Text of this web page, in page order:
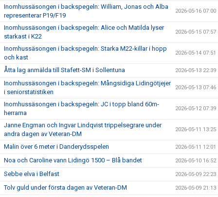
Inomhussäsongen i backspegeln: William, Jonas och Alba
representerar P19/F19
2026-05-16 07:00
Inomhussäsongen i backspegeln: Alice och Matilda lyser
starkast i K22
2026-05-15 07:57
Inomhussäsongen i backspegeln: Starka M22-killar i hopp
och kast
2026-05-14 07:51
Åtta lag anmälda till Stafett-SM i Sollentuna 2026-05-13 22:39
Inomhussäsongen i backspegeln: Mångsidiga Lidingötjejer
i seniorstatistiken
2026-05-13 07:46
Inomhussäsongen i backspegeln: JC i topp bland 60m-
herrarna
2026-05-12 07:39
Janne Engman och Ingvar Lindqvist trippelsegrare under
andra dagen av Veteran-DM
2026-05-11 13:25
Malin över 6 meter i Danderydsspelen 2026-05-11 12:01
Noa och Caroline vann Lidingö 1500 – Blå bandet 2026-05-10 16:52
Sebbe elva i Belfast 2026-05-09 22:23
Tolv guld under första dagen av Veteran-DM 2026-05-09 21:13